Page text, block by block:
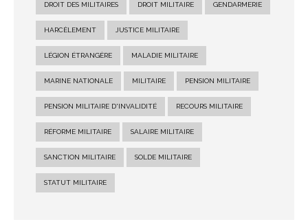
DROIT DES MILITAIRES DROIT MILITAIRE GENDARMERIE
HARCÈLEMENT JUSTICE MILITAIRE
LÉGION ÉTRANGÈRE MALADIE MILITAIRE
MARINE NATIONALE MILITAIRE PENSION MILITAIRE
PENSION MILITAIRE D'INVALIDITÉ RECOURS MILITAIRE
RÉFORME MILITAIRE SALAIRE MILITAIRE
SANCTION MILITAIRE SOLDE MILITAIRE
STATUT MILITAIRE